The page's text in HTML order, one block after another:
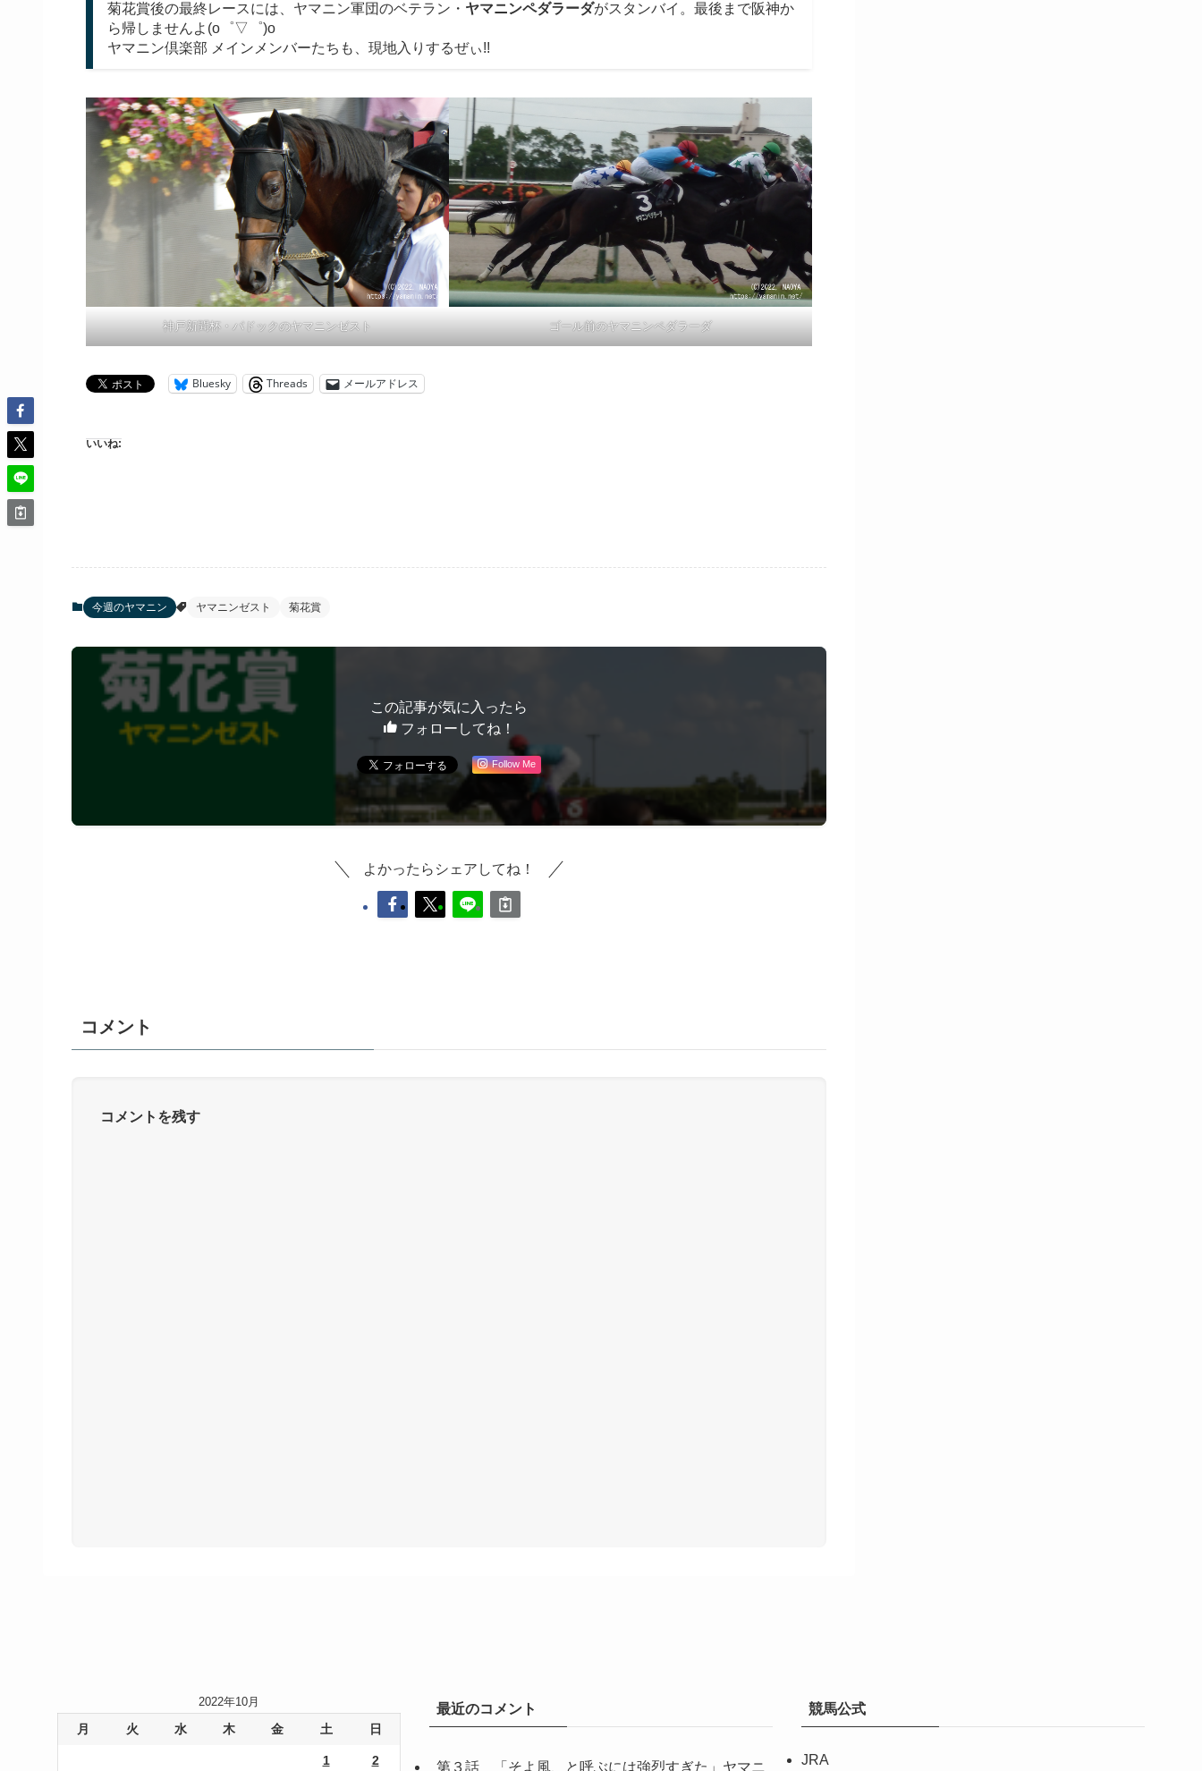
菊花賞後の最終レースには、ヤマニン軍団のベテラン・ ヤマニンペダラーダがスタンバイ。最後まで阪神か
ら帰しませんよ(o゜▽゜)o
ヤマニン倶楽部 メインメンバーたちも、現地入りするぜぃ!!
神戸新聞杯・パドックのヤマニンゼスト ゴール前のヤマニンペダラーダ
Bluesky Threads メールアドレス
いいね:
今週のヤマニン ヤマニンゼスト 菊花賞
この記事が気に入ったら
フォローしてね！
Follow Me
よかったらシェアしてね！
コメント
コメントを残す
2022年10月
月 火 水 木 金 土 日
1 2
最近のコメント
第３話 「そよ風、と呼ぶには強烈すぎた」ヤマニ
競馬公式
JRA